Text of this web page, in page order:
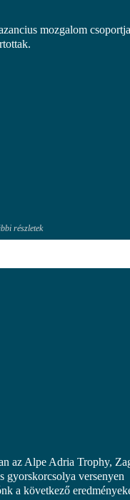
mozgalom
részletek
az Alpe Adria Trophy,
gyorskorcsolya versenyen
a következő